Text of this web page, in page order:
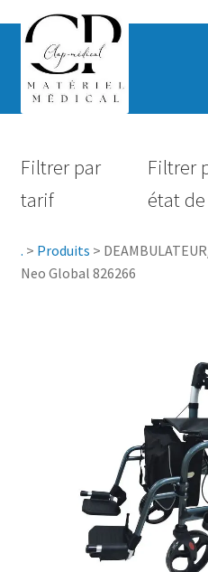
Hygiène
0.00 €
Filtrer par
tarif
Filtrer
état
. > Produits >
Neo Global 826266